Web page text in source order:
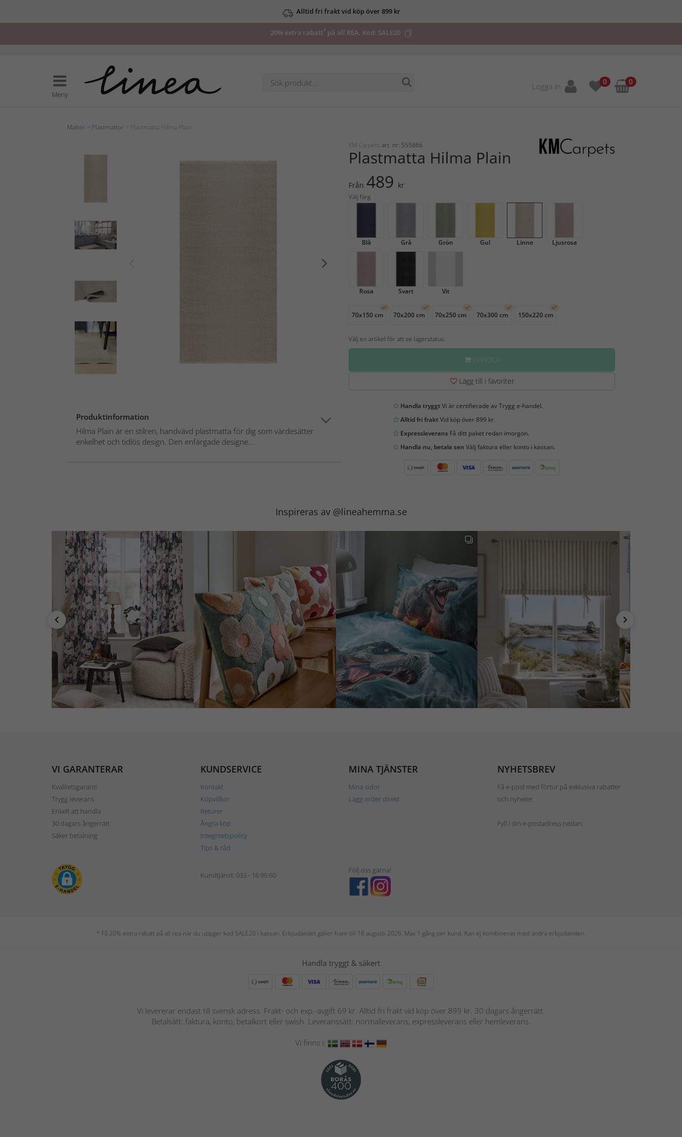
Alltid fri frakt vid köp över 899 kr
20% extra rabatt*på all REA. Kod: SALE20
Meny
Logga in 0 0
Mattor Plastmattor > Plastmatta Hilma Plain
Produktinformation
Hilma Plain är en stilren, handvävd plastmatta för dig som värdesätter
enkelhet och tidlös design. Den enfärgade designe...
KM Carpets art. nr: 555666
Plastmatta Hilma Plain
Från 489 kr
Välj färg
Blå Grå Grön Gul Linne Ljusrosa
Rosa Svart Vit
70x150 cm 70x200 cm 70x250 cm 70x300 cm 150x220 cm
Välj en artikel för att se lagerstatus.
HANDLA
Lägg till i favoriter
Handla tryggtVi är certifierade av Trygg e-handel.
Alltid fri fraktVid köp över 899 kr.
ExpressleveransFå ditt paket redan imorgon.
Handla nu, betala sen Välj faktura eller konto i kassan.
Inspireras av @lineahemma.se
VI GARANTERAR
Kvalitetsgaranti
Trygg leverans
Enkelt att handla
30 dagars ångerrätt
Säker betalning
KUNDSERVICE
Kontakt
Köpvillkor
Returer
Ångra köp
Integritetspolicy
Tips & råd
MINA TJÄNSTER
Mina sidor
Lägg order direkt
NYHETSBREV
Få e-post med förtur på exklusiva rabatter
och nyheter.
Fyll i din e-postadress nedan.
Kundtjänst: 033 - 16 99 60
Följ oss gärna!
* Få 20% extra rabatt på all rea när du uppger kod SALE20 i kassan. Erbjudandet gäller fram till 16 augusti 2026. Max 1 gång per kund. Kan ej kombineras med andra erbjudanden.
Handla tryggt & säkert
Vi levererar endast till svensk adress. Frakt- och exp.-avgift 69 kr. Alltid fri frakt vid köp över 899 kr. 30 dagars ångerrätt.
Betalsätt: faktura, konto, betalkort eller swish. Leveranssätt: normalleverans, expressleverans eller hemleverans.
Vi finns i: